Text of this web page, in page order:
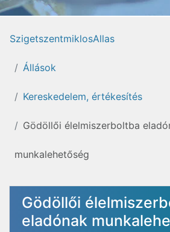
SzigetszentmiklosAllas
Állások
Kereskedelem, értékesítés
Gödöllői élelmiszerboltba
munkalehetőség
Gödöllői
eladónak